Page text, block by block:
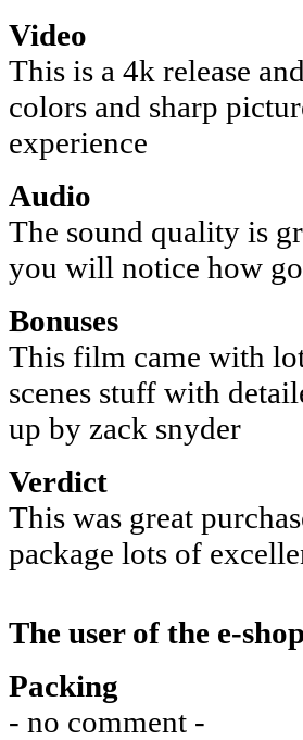
Video
This is a 4k release
colors and sharp
experience
Audio
The sound quality is
you will notice how
Bonuses
This film came with
scenes stuff with
up by zack snyder
Verdict
This was great
package lots of
The user of the e-shop
Packing
- no comment -